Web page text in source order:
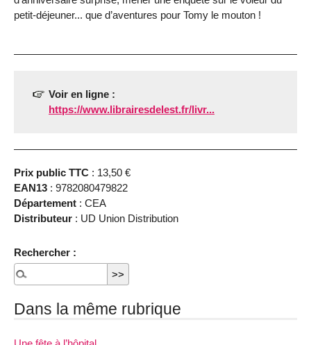
petit-déjeuner... que d’aventures pour Tomy le mouton !
Voir en ligne :
https://www.librairesdelest.fr/livr...
Prix public TTC : 13,50 €
EAN13 : 9782080479822
Département : CEA
Distributeur : UD Union Distribution
Rechercher :
Dans la même rubrique